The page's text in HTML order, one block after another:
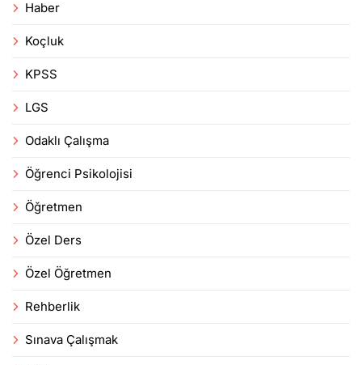
Haber
Koçluk
KPSS
LGS
Odaklı Çalışma
Öğrenci Psikolojisi
Öğretmen
Özel Ders
Özel Öğretmen
Rehberlik
Sınava Çalışmak